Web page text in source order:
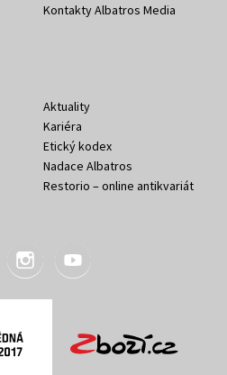
Kontakty Albatros Media
Aktuality
Kariéra
Etický kodex
Nadace Albatros
Restorio – online antikvariát